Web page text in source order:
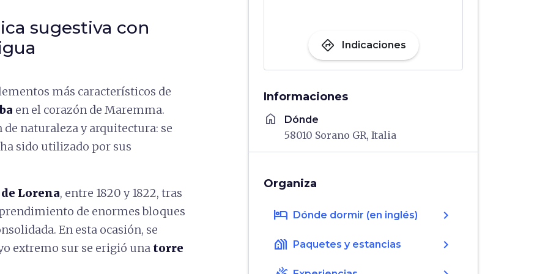
sugestiva con
más característicos de
en el corazón de Maremma.
naturaleza y arquitectura: se
sido utilizado por sus
Lorena, entre 1820 y 1822, tras
de enormes bloques
En esta ocasión, se
extremo sur se erigió una torre
directions Indicaciones
Informaciones
home Dónde
58010 Sorano GR, Italia
Organiza
hotel Dónde dormir (en inglés) chevron_right
holiday_village Paquetes y estancias chevron_right